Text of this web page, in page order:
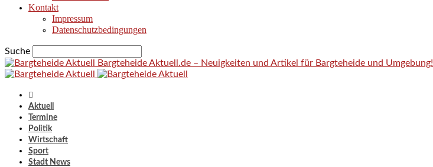
Kontakt
Impressum
Datenschutzbedingungen
Suche
Bargteheide Aktuell.de – Neuigkeiten und Artikel für Bargteheide und Umgebung!
Aktuell
Termine
Politik
Wirtschaft
Sport
Stadt News